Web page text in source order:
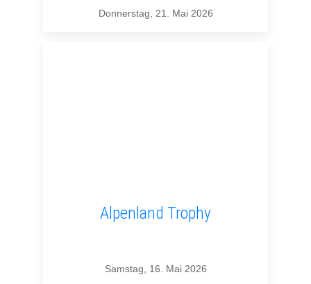
Donnerstag, 21. Mai 2026
Alpenland Trophy
Samstag, 16. Mai 2026